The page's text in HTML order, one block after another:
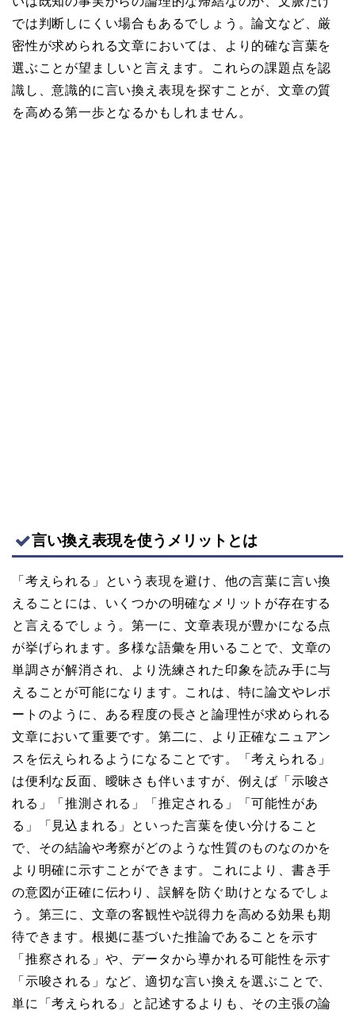
では判断しにくい場合もあるでしょう。論文など、厳
密性が求められる文章においては、より的確な言葉を
選ぶことが望ましいと言えます。これらの課題点を認
識し、意識的に言い換え表現を探すことが、文章の質
を高める第一歩となるかもしれません。
言い換え表現を使うメリットとは
「考えられる」という表現を避け、他の言葉に言い換
えることには、いくつかの明確なメリットが存在する
と言えるでしょう。第一に、文章表現が豊かになる点
が挙げられます。多様な語彙を用いることで、文章の
単調さが解消され、より洗練された印象を読み手に与
えることが可能になります。これは、特に論文やレポ
ートのように、ある程度の長さと論理性が求められる
文章において重要です。第二に、より正確なニュアン
スを伝えられるようになることです。「考えられる」
は便利な反面、曖昧さも伴いますが、例えば「示唆さ
れる」「推測される」「推定される」「可能性があ
る」「見込まれる」といった言葉を使い分けること
で、その結論や考察がどのような性質のものなのかを
より明確に示すことができます。これにより、書き手
の意図が正確に伝わり、誤解を防ぐ助けとなるでしょ
う。第三に、文章の客観性や説得力を高める効果も期
待できます。根拠に基づいた推論であることを示す
「推察される」や、データから導かれる可能性を示す
「示唆される」など、適切な言い換えを選ぶことで、
単に「考えられる」と記述するよりも、その主張の論